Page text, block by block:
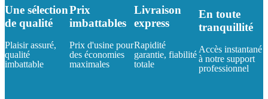
Une sélection
de qualité
Plaisir assuré,
qualité
imbattable
Prix
imbattables
Prix d'usine pour
des économies
maximales
Livraison
express
Rapidité
garantie, fiabilité
totale
En toute
tranquillité
Accès instantané
à notre support
professionnel